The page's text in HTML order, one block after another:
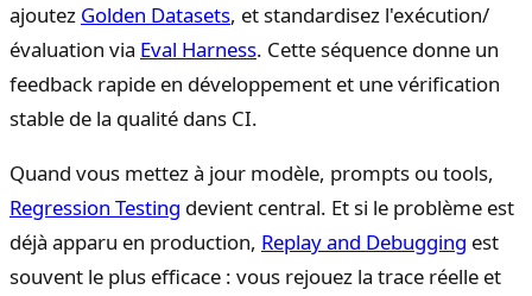
ajoutez Golden Datasets, et standardisez l'exécution/
évaluation via Eval Harness. Cette séquence donne un
feedback rapide en développement et une vérification
stable de la qualité dans CI.
Quand vous mettez à jour modèle, prompts ou tools,
Regression Testing devient central. Et si le problème est
déjà apparu en production, Replay and Debugging est
souvent le plus efficace : vous rejouez la trace réelle et